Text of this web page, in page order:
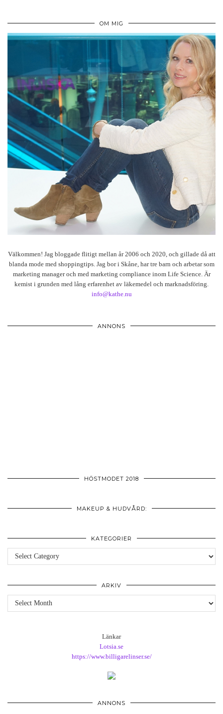
OM MIG
Välkommen! Jag bloggade flitigt mellan år 2006 och 2020, och gillade då att
blanda mode med shoppingtips. Jag bor i Skåne, har tre barn och arbetar som
marketing manager och med marketing compliance inom Life Science. Är
kemist i grunden med lång erfarenhet av läkemedel och marknadsföring.
info@kathe.nu
ANNONS
HÖSTMODET 2018
MAKEUP & HUDVÅRD:
KATEGORIER
Kategorier
ARKIV
Arkiv
Länkar
Lotsia.se
https://www.billigarelinser.se/
ANNONS